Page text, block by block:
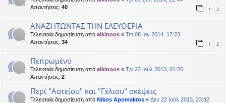
Απαντήσεις: 40 1 2
ΑΝΑΖΗΤΩΝΤΑΣ ΤΗΝ ΕΛΕΥΘΕΡΙΑ
Τελευταία δημοσίευση από alkinoos « Τετ 08 Ιαν 2014, 17:23
Απαντήσεις: 34 1 2
Πεπρωμένο
Τελευταία δημοσίευση από alkinoos « Τρί 23 Ιούλ 2013, 01:26
Απαντήσεις: 2
Περί "Αστείου" και "Γέλιου" σκέψεις
Τελευταία δημοσίευση από Nikos Apomakros « Δευ 22 Ιούλ 2013, 23:42